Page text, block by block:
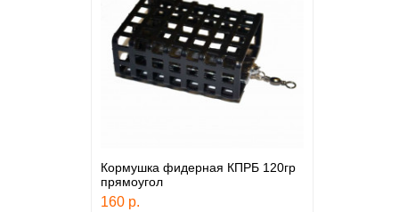
Кормушка фидерная КПРБ 120гр
прямоугол
160 р.